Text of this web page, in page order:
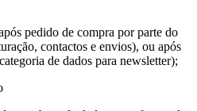
pedido de compra por parte do
contactos e envios), ou após
de dados para newsletter);